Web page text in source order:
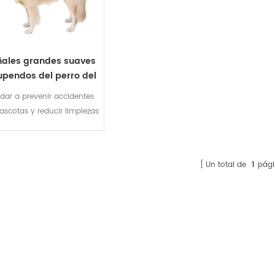
grandes suaves
del perro del
doméstico de la
del modelo
del precio barato
con la fragancia
a prevenir accidentes
y reducir limpiezas
Un total de 1